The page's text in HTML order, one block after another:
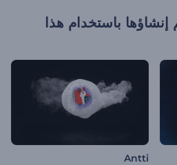
إنشاؤها باستخدام هذا
Antti